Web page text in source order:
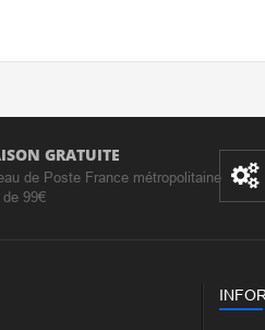
GRATUITE
de Poste France métropolitaine
99€